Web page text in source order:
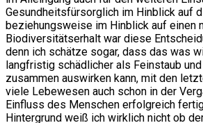
Gesundheitsfürsorglich im Hinblick auf
beziehungsweise im Hinblick auf einen
Biodiversitätserhalt war diese
denn ich schätze sogar, dass das was
langfristig schädlicher als Feinstaub
zusammen auswirken kann, mit den
viele Lebewesen auch schon in der
Einfluss des Menschen erfolgreich
Hintergrund weiß ich wirklich nicht ob